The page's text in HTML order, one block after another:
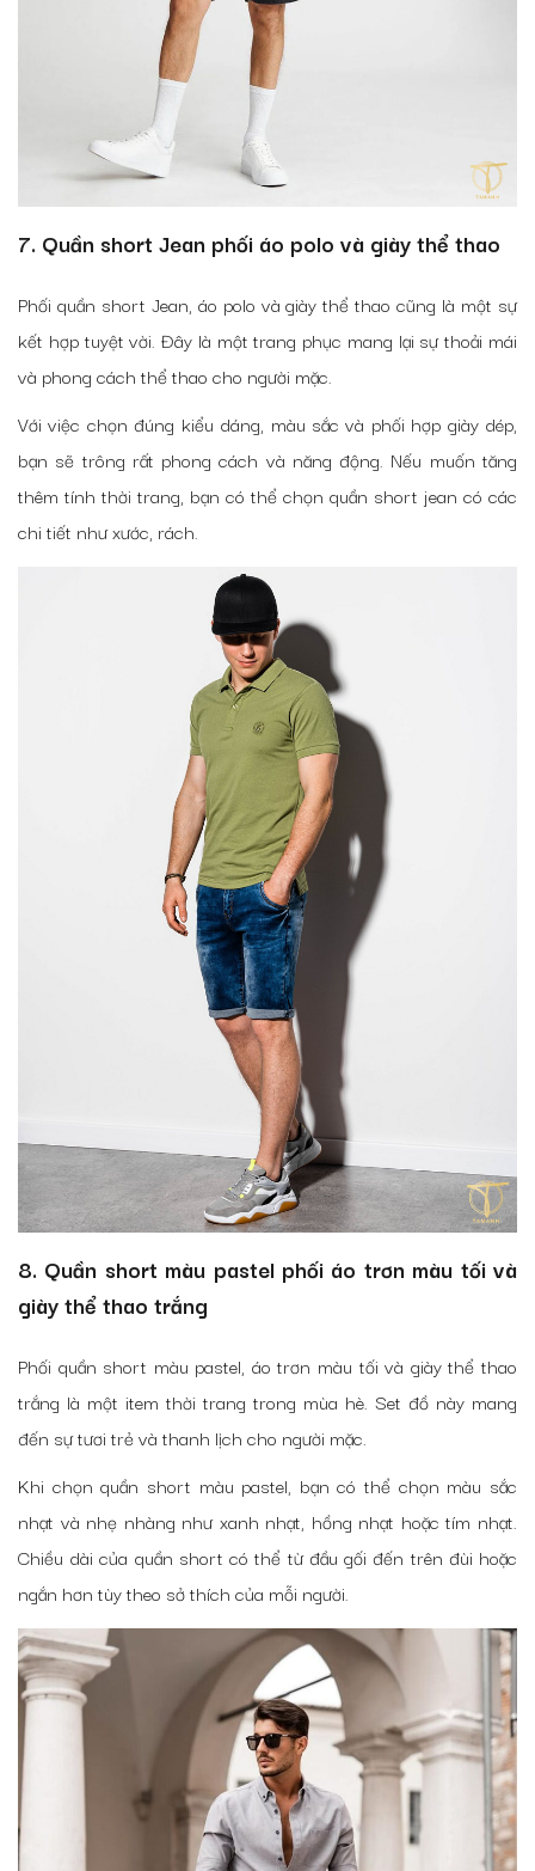
7. Quần short Jean phối áo polo và giày thể thao
Phối quần short Jean, áo polo và giày thể thao cũng là một sự
kết hợp tuyệt vời. Đây là một trang phục mang lại sự thoải mái
và phong cách thể thao cho người mặc.
Với việc chọn đúng kiểu dáng, màu sắc và phối hợp giày dép,
bạn sẽ trông rất phong cách và năng động. Nếu muốn tăng
thêm tính thời trang, bạn có thể chọn quần short jean có các
chi tiết như xước, rách.
8. Quần short màu pastel phối áo trơn màu tối và
giày thể thao trắng
Phối quần short màu pastel, áo trơn màu tối và giày thể thao
trắng là một item thời trang trong mùa hè. Set đồ này mang
đến sự tươi trẻ và thanh lịch cho người mặc.
Khi chọn quần short màu pastel, bạn có thể chọn màu sắc
nhạt và nhẹ nhàng như xanh nhạt, hồng nhạt hoặc tím nhạt.
Chiều dài của quần short có thể từ đầu gối đến trên đùi hoặc
ngắn hơn tùy theo sở thích của mỗi người.